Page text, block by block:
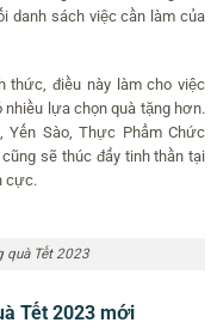
danh sách việc cần làm của
thức, điều này làm cho việc
nhiều lựa chọn quà tặng hơn.
Yến Sào, Thực Phẩm Chức
sẽ thúc đẩy tinh thần tại
cực.
quà Tết 2023
Tết 2023 mới